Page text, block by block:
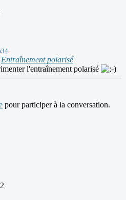
Entraînement polarisé
l'entraînement polarisé
pour participer à la conversation.